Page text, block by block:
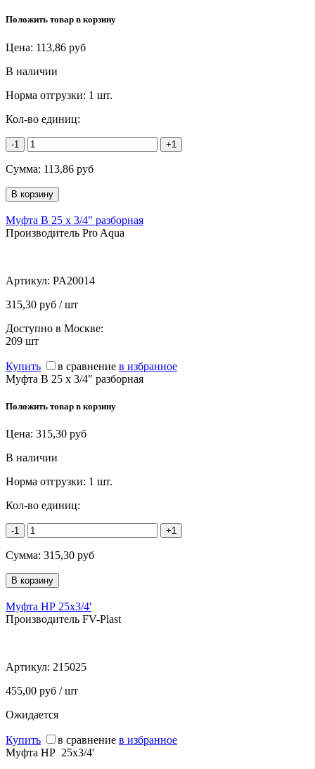
Положить товар в корзину
Цена: 113,86 руб
В наличии
Норма отгрузки: 1 шт.
Кол-во единиц:
-1 +1
Сумма: 113,86 руб
Муфта В 25 х 3/4" разборная
Производитель Pro Aqua
Артикул: PA20014
315,30 руб / шт
Доступно в Москве:
209 шт
Купить в сравнение в избранное
Муфта В 25 х 3/4" разборная
Положить товар в корзину
Цена: 315,30 руб
В наличии
Норма отгрузки: 1 шт.
Кол-во единиц:
-1 +1
Сумма: 315,30 руб
Муфта НР 25х3/4'
Производитель FV-Plast
Артикул: 215025
455,00 руб / шт
Ожидается
Купить в сравнение в избранное
Муфта НР 25х3/4'